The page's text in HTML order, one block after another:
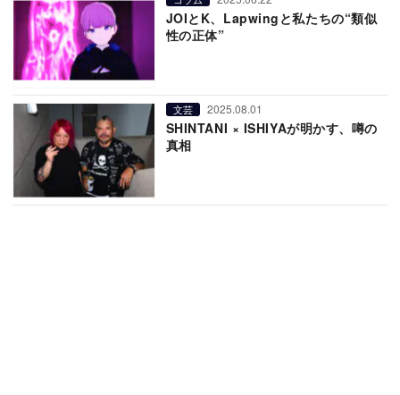
JOIとK、Lapwingと私たちの“類似
性の正体”
文芸 2025.08.01
SHINTANI × ISHIYAが明かす、噂の
真相